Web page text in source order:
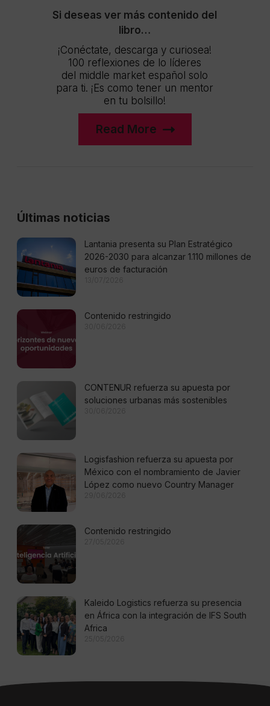
Si deseas ver más contenido del
libro…
¡Conéctate, descarga y curiosea!
100 reflexiones de lo líderes
del middle market español solo
para ti. ¡Es como tener un mentor
en tu bolsillo!
Read More
Últimas noticias
Lantania presenta su Plan Estratégico
2026-2030 para alcanzar 1.110 millones de
euros de facturación
13/07/2026
Contenido restringido
CONTENUR refuerza su apuesta por
soluciones urbanas más sostenibles
Logisfashion refuerza su apuesta por
México con el nombramiento de Javier
López como nuevo Country Manager
Contenido restringido
27/05/2026
Kaleido Logistics refuerza su presencia
en África con la integración de IFS South
Africa